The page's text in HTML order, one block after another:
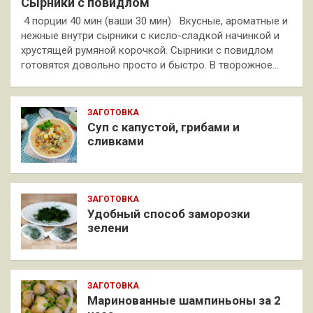
4 порции 40 мин (ваши 30 мин) Вкусные, ароматные и
нежные внутри сырники с кисло-сладкой начинкой и
хрустящей румяной корочкой. Сырники с повидлом
готовятся довольно просто и быстро. В творожное…
ЗАГОТОВКА
Суп с капустой, грибами и
сливками
ЗАГОТОВКА
Удобный способ заморозки
зелени
ЗАГОТОВКА
Маринованные шампиньоны за 2